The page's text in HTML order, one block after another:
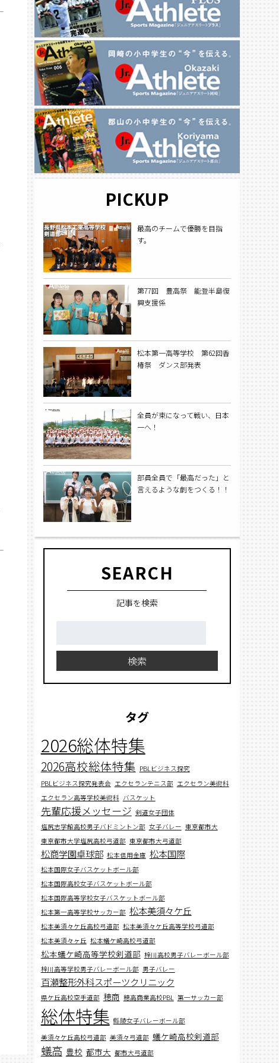
PICKUP
最高のチームで優勝を目指
す。
第77回 豊高祭 能登半島復
興支援係
松本第一高等学校 第62回香
椿祭 ダンス部発表
全員が束になって戦い、日本
一へ！
部員全員で「最高だった」と
言えるような劇をつくる！！
SEARCH
記事を検索
検索
タグ
2026総体特集
2026高校総体特集 PBLビジネス探究
PBLビジネス探究発表会 エクセランテニス部 エクセラン美術科
エクセラン高等学校美術科 バスケット
先輩応援メッセージ 剣道女子団体
塩尻志学館高校男子バドミントン部 女子バレー 東京都市大
東京都市大学塩尻高校弓道部 東京都市大弓道部
松商学園卓球部 松本信用金庫 松本国際
松本国際女子バスケットボール部
松本国際高校女子バスケットボール部
松本国際高等学校女子バスケットボール部
松本第一高等学校サッカー部 松本美須々ケ丘
松本美須々ケ丘高校弓道部 松本美須々ケ丘高等学校弓道部
松本美須々ヶ丘 松本蟻ケ崎高校弓道部
松本蟻ケ崎高等学校剣道部 梓川高校男子バレーボール部
梓川高等学校男子バレーボール部 男子バレー
百瀬整形外科スポーツクリニック
県ケ丘高校空手道部 穂商 穂高商業高校PBL 第一サッカー部
総体特集 縣陵女子バレーボール部
美須々ケ丘高校弓道部 美須々弓道部 蟻ケ崎高校剣道部
蟻高 豊校 都市大 都市大弓道部